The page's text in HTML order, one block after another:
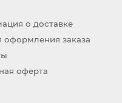
о доставке
оформления заказа
оферта